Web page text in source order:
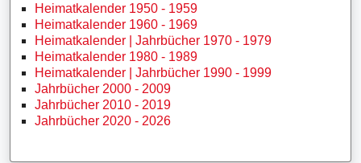
Heimatkalender 1950 - 1959
Heimatkalender 1960 - 1969
Heimatkalender | Jahrbücher 1970 - 1979
Heimatkalender 1980 - 1989
Heimatkalender | Jahrbücher 1990 - 1999
Jahrbücher 2000 - 2009
Jahrbücher 2010 - 2019
Jahrbücher 2020 - 2026